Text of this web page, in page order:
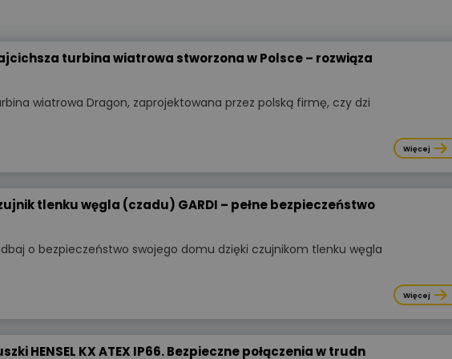
turbina wiatrowa stworzona w Polsce – rozwiąza
wiatrowa Dragon, zaprojektowana przez polską firmę, czy dzi
Więcej
tlenku węgla (czadu) GARDI – pełne bezpieczeństwo
o bezpieczeństwo swojego domu dzięki czujnikom tlenku węgla
Więcej
HENSEL KX ATEX IP66. Bezpieczne połączenia w trudn